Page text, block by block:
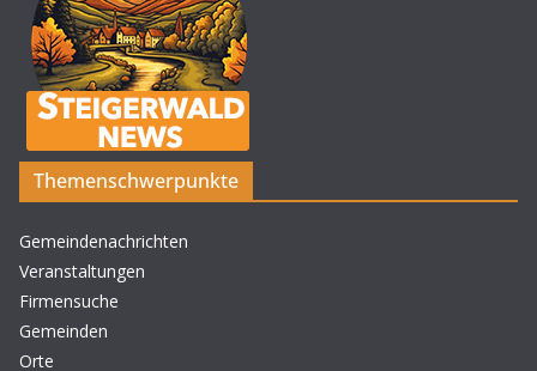
Themenschwerpunkte
Gemeindenachrichten
Veranstaltungen
Firmensuche
Gemeinden
Orte